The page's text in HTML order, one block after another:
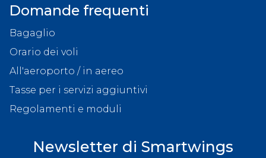
Domande frequenti
Bagaglio
Orario dei voli
All'aeroporto / in aereo
Tasse per i servizi aggiuntivi
Regolamenti e moduli
Newsletter di Smartwings